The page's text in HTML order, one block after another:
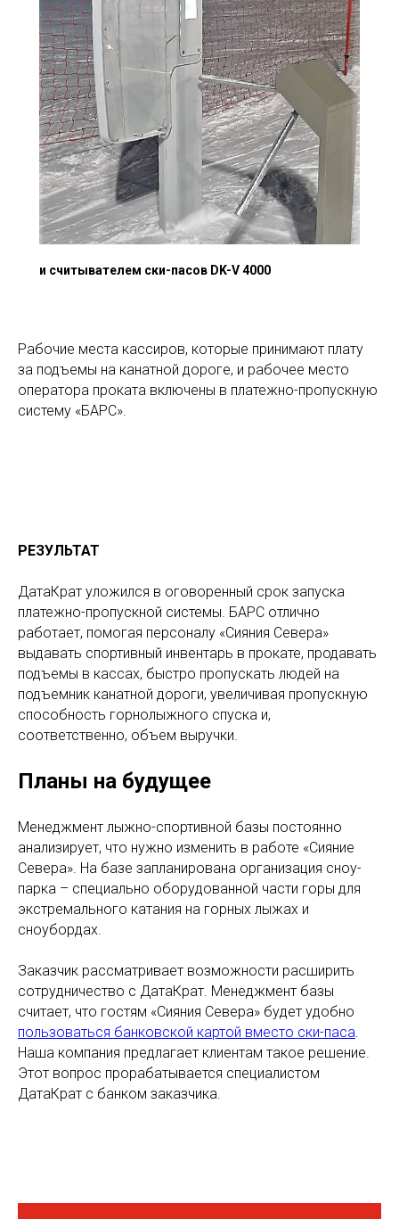
и считывателем ски-пасов DK-V 4000
Рабочие места кассиров, которые принимают плату
за подъемы на канатной дороге, и рабочее место
оператора проката включены в платежно-пропускную
систему «БАРС».
РЕЗУЛЬТАТ
ДатаКрат уложился в оговоренный срок запуска
платежно-пропускной системы. БАРС отлично
работает, помогая персоналу «Сияния Севера»
выдавать спортивный инвентарь в прокате, продавать
подъемы в кассах, быстро пропускать людей на
подъемник канатной дороги, увеличивая пропускную
способность горнолыжного спуска и,
соответственно, объем выручки.
Планы на будущее
Менеджмент лыжно-спортивной базы постоянно
анализирует, что нужно изменить в работе «Сияние
Севера». На базе запланирована организация сноу-
парка – специально оборудованной части горы для
экстремального катания на горных лыжах и
сноубордах.
Заказчик рассматривает возможности расширить
сотрудничество с ДатаКрат. Менеджмент базы
считает, что гостям «Сияния Севера» будет удобно
пользоваться банковской картой вместо ски-паса.
Наша компания предлагает клиентам такое решение.
Этот вопрос прорабатывается специалистом
ДатаКрат с банком заказчика.